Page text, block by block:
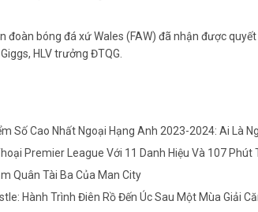
đoàn bóng đá xứ Wales (FAW) đã nhận được
HLV trưởng ĐTQG.
Số Cao Nhất Ngoại Hạng Anh 2023-2024: Ai Là
Premier League Với 11 Danh Hiệu Và 107 Phút
Quân Tài Ba Của Man City
Hành Trình Điên Rồ Đến Úc Sau Một Mùa Giải